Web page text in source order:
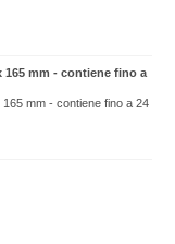
mm - contiene fino a
mm - contiene fino a 24